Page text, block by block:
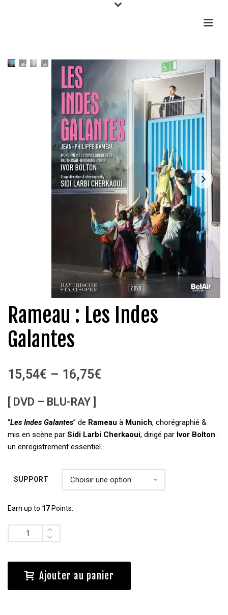
Rameau : Les Indes
Galantes
15,54€ – 16,75€
[ DVD – BLU-RAY ]
“Les Indes Galantes” de Rameau à Munich, chorégraphié &
mis en scène par Sidi Larbi Cherkaoui, dirigé par Ivor Bolton :
un enregistrement essentiel.
SUPPORT
Earn up to 17 Points.
Quantité
Ajouter au panier